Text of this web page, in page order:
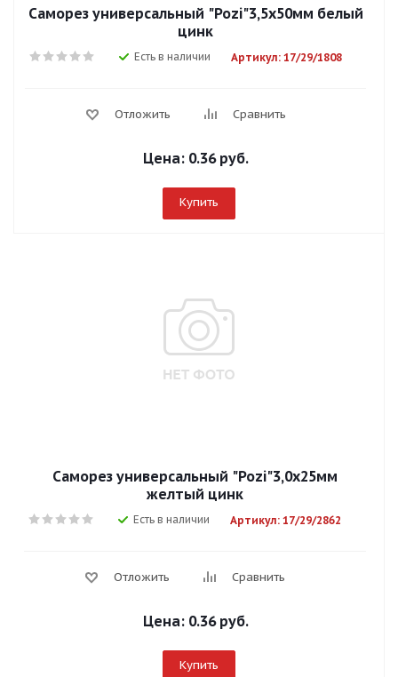
Саморез универсальный "Pozi"3,5х50мм белый
цинк
Есть в наличии Артикул: 17/29/1808
Отложить Сравнить
Цена: 0.36 руб.
Купить
Саморез универсальный "Pozi"3,0х25мм
желтый цинк
Есть в наличии Артикул: 17/29/2862
Отложить Сравнить
Цена: 0.36 руб.
Купить